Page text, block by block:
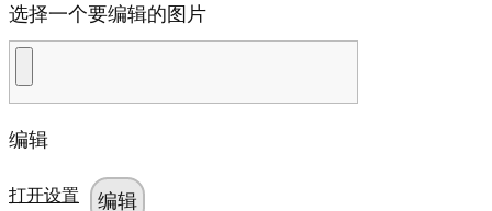
选择一个要编辑的图片
编辑
打开设置